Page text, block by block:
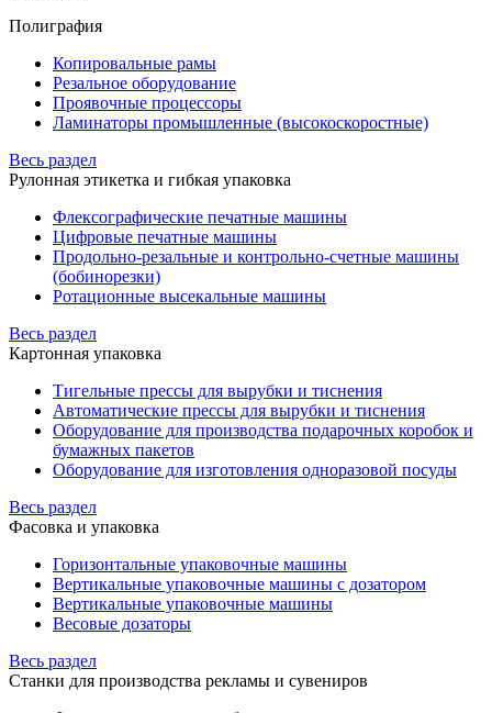
Полиграфия
Копировальные рамы
Резальное оборудование
Проявочные процессоры
Ламинаторы промышленные (высокоскоростные)
Весь раздел
Рулонная этикетка и гибкая упаковка
Флексографические печатные машины
Цифровые печатные машины
Продольно-резальные и контрольно-счетные машины
(бобинорезки)
Ротационные высекальные машины
Весь раздел
Картонная упаковка
Тигельные прессы для вырубки и тиснения
Автоматические прессы для вырубки и тиснения
Оборудование для производства подарочных коробок и
бумажных пакетов
Оборудование для изготовления одноразовой посуды
Весь раздел
Фасовка и упаковка
Горизонтальные упаковочные машины
Вертикальные упаковочные машины с дозатором
Вертикальные упаковочные машины
Весовые дозаторы
Весь раздел
Станки для производства рекламы и сувениров